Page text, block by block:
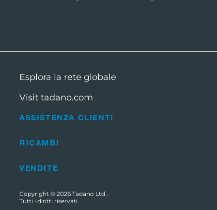
ASSISTENZA CLIENTI
RICAMBI
VENDITE
Esplora la rete globale
Visit tadano.com
Copyright © 2026 Tadano Ltd .
Tutti i diritti riservati.